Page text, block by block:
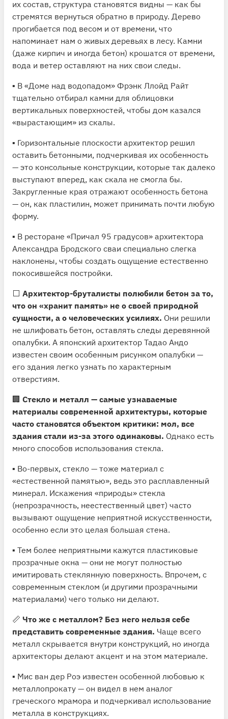
их состав, структура становятся видны — как бы
стремятся вернуться обратно в природу. Дерево
прогибается под весом и от времени, что
напоминает нам о живых деревьях в лесу. Камни
(даже кирпич и иногда бетон) крошатся от времени,
вода и ветер оставляют на них свои следы.
▪️ В «Доме над водопадом» Фрэнк Ллойд Райт
тщательно отбирал камни для облицовки
вертикальных поверхностей, чтобы дом казался
«вырастающим» из скалы.
▪️ Горизонтальные плоскости архитектор решил
оставить бетонными, подчеркивая их особенность
— это консольные конструкции, которые так далеко
выступают вперед, как скала не смогла бы.
Закругленные края отражают особенность бетона
— он, как пластилин, может принимать почти любую
форму.
▪️ В ресторане «Причал 95 градусов» архитектора
Александра Бродского сваи специально слегка
наклонены, чтобы создать ощущение естественно
покосившейся постройки.
⬜️ Архитектор-бруталисты полюбили бетон за то,
что он «хранит память» не о своей природной
сущности, а о человеческих усилиях. Они решили
не шлифовать бетон, оставлять следы деревянной
опалубки. А японский архитектор Тадао Андо
известен своим особенным рисунком опалубки —
его здания легко узнать по характерным
отверстиям.
🏢 Стекло и металл — самые узнаваемые
материалы современной архитектуры, которые
часто становятся объектом критики: мол, все
здания стали из-за этого одинаковы. Однако есть
много способов использования стекла.
▪️ Во-первых, стекло — тоже материал с
«естественной памятью», ведь это расплавленный
минерал. Искажения «природы» стекла
(непрозрачность, неестественный цвет) часто
вызывают ощущение неприятной искусственности,
особенно если это целая большая стена.
▪️ Тем более неприятными кажутся пластиковые
прозрачные окна — они не могут полностью
имитировать стеклянную поверхность. Впрочем, с
современным стеклом (и другими прозрачными
материалами) чего только ни делают.
📏 Что же с металлом? Без него нельзя себе
представить современные здания. Чаще всего
металл скрывается внутри конструкций, но иногда
архитекторы делают акцент и на этом материале.
▪️ Мис ван дер Роэ известен особенной любовью к
металлопрокату — он видел в нем аналог
греческого мрамора и подчеркивал использование
металла в конструкциях.